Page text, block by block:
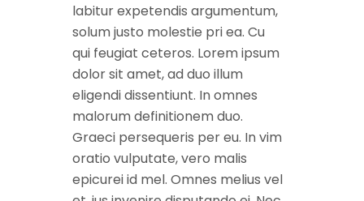
labitur expetendis argumentum,
solum justo molestie pri ea. Cu
qui feugiat ceteros. Lorem ipsum
dolor sit amet, ad duo illum
eligendi dissentiunt. In omnes
malorum definitionem duo.
Graeci persequeris per eu. In vim
oratio vulputate, vero malis
epicurei id mel. Omnes melius vel